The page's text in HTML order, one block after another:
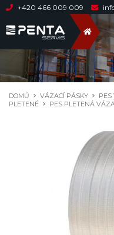
+420 466 009 009
DOMŮ VÁZACÍ PÁSKY PES
PLETENÉ
PES PLETENÁ